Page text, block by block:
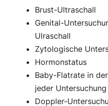
Brust-Ultraschall
Genital-
Ulraschall
Zytologische
Hormonstatus
Baby-Flatrate in
jeder
Doppler-